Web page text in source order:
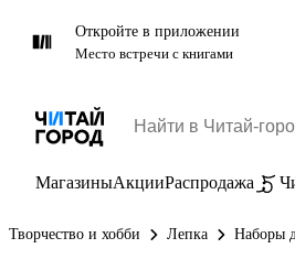
Откройте в приложении
Место встречи с книгами
МагазиныАкцииРаспродажа
Творчество и хобби Лепка Наборы